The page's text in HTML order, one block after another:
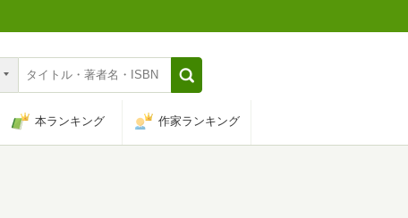
本ランキング 作家ランキング